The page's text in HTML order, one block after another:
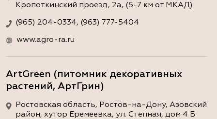
Кропоткинский проезд, 2а, (5-7 км от МКАД)
(965) 204-0334, (963) 777-5404
www.agro-ra.ru
ArtGreen (питомник декоративных
растений, АртГрин)
Ростовская область, Ростов-на-Дону, Азовский
район, хутор Еремеевка, ул. Степная, дом 4 Б